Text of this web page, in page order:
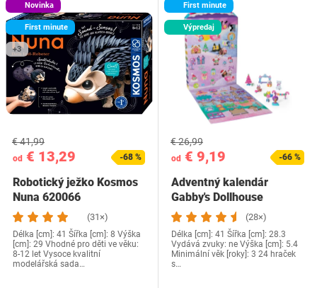
Novinka
First minute
+3
od € 13,29
€ 41,99
-68 %
Robotický ježko Kosmos
Nuna 620066
(31×)
Délka [cm]: 41 Šířka [cm]: 8 Výška
[cm]: 29 Vhodné pro děti ve věku:
8-12 let Vysoce kvalitní
modelářská sada…
First minute
Výpredaj
od € 9,19
€ 26,99
-66 %
Adventný kalendár
Gabby's Dollhouse
(28×)
Délka [cm]: 41 Šířka [cm]: 28.3
Vydává zvuky: ne Výška [cm]: 5.4
Minimální věk [roky]: 3 24 hraček
s…